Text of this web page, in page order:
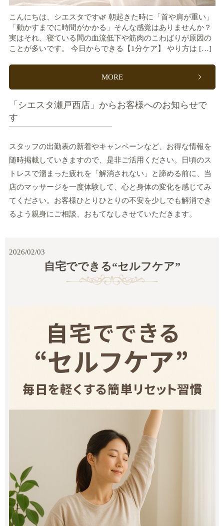
こんにちは、シエスタです🌿 朝起きた時に「首や肩が重い」
「動かすまでに時間がかかる」そんな感覚はありませんか？
実はそれ、寝ている間の血流低下や筋肉のこわばりが原因の
ことが多いです。 今日からできる【1分ケア】 やり方は […]
MORE
「シエスタ瀬戸西店」からお客様へのお知らせで
す
スタッフの出勤表の新着やキャンペーンなど、お得な情報を
随時掲載していきますので、是非ご活用ください。日頃のス
トレスで溜まった疲れを「解消されない」と諦める前に、当
店のマッサージを一度体験して、心と身体の変化を感じてみ
てください。お客様ひとりひとりの不安を少しでも解消でき
るよう親身にご相談、おもてなしさせていただきます。
2026/02/03
自宅でできる“セルフケア”